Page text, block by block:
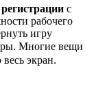
с
рабочего
игру
Многие вещи
экран.